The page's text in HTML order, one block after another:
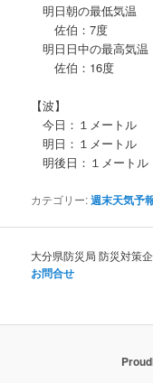
明日朝の最低気温
佐伯：7度
明日日中の最高気温
佐伯：16度
【波】
今日：１メートル
明日：１メートル
明後日：１メートル
カテゴリー:週末天気予
大分県防災局 防災対策
お問合せ